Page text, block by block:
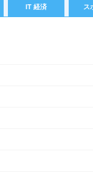
IT 経済 ス